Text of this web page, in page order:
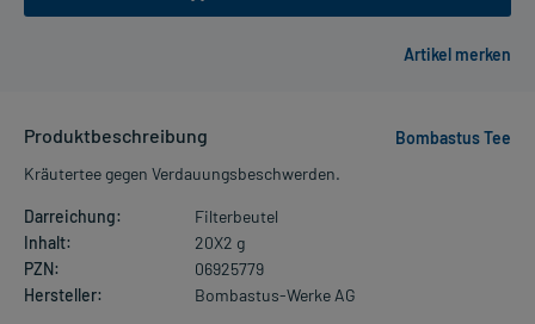
Produktbeschreibung
Bombastus Tee
Kräutertee gegen Verdauungsbeschwerden.
Darreichung:
Filterbeutel
Inhalt:
20X2 g
PZN:
06925779
Hersteller:
Bombastus-Werke AG